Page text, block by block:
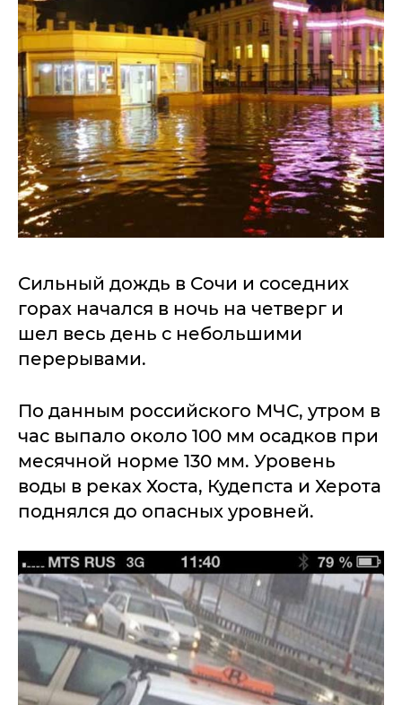
Сильный дождь в Сочи и соседних
горах начался в ночь на четверг и
шел весь день с небольшими
перерывами.
По данным российского МЧС, утром в
час выпало около 100 мм осадков при
месячной норме 130 мм. Уровень
воды в реках Хоста, Кудепста и Херота
поднялся до опасных уровней.